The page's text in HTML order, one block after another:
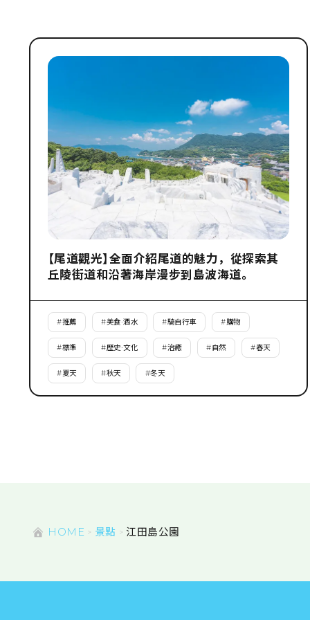
【尾道觀光】全面介紹尾道的魅力，從探索其
丘陵街道和沿著海岸漫步到島波海道。
#推薦 #美食·酒水 #騎自行車 #購物
#標準 #歷史·文化 #治癒 #自然 #春天
#夏天 #秋天 #冬天
HOME 景點 江田島公園